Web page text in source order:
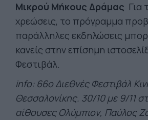
Μικρού Μήκους Δράμας Για
χρεώσεις, το πρόγραμμα
παράλληλες εκδηλώσεις
κανείς στην επίσημη
Φεστιβάλ.
info: 66ο Διεθνές Φεστιβάλ
Θεσσαλονίκης. 30/10 με 9/11
αίθουσες Ολύμπιον, Παύλος